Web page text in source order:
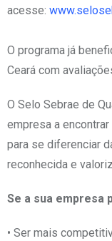
acesse:
O programa já
Ceará com
O Selo Sebrae de
empresa a
para se diferenciar
reconhecida e
Se a sua empresa
• Ser mais